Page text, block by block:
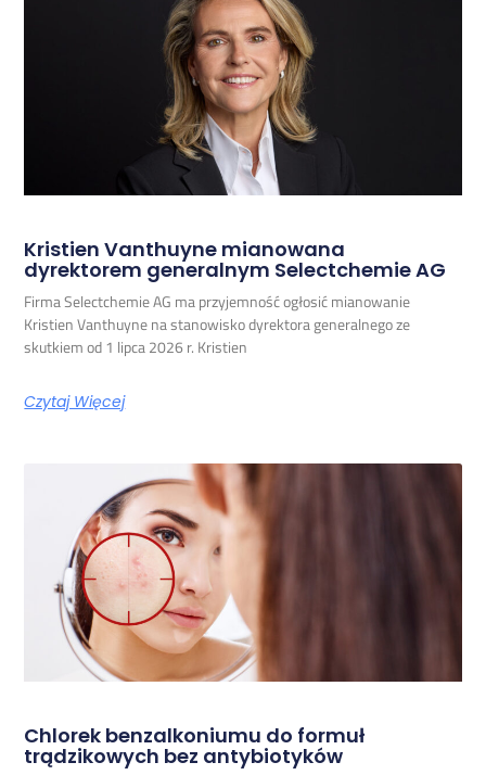
Kristien Vanthuyne mianowana
dyrektorem generalnym Selectchemie AG
Firma Selectchemie AG ma przyjemność ogłosić mianowanie
Kristien Vanthuyne na stanowisko dyrektora generalnego ze
skutkiem od 1 lipca 2026 r. Kristien
Czytaj Więcej
Chlorek benzalkoniumu do formuł
trądzikowych bez antybiotyków